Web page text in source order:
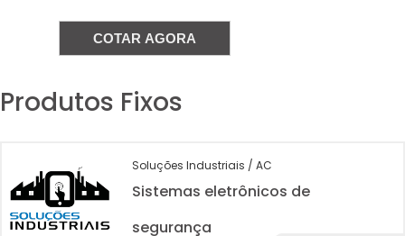
COTAR AGORA
Produtos Fixos
Soluções Industriais / AC
Sistemas eletrônicos de
segurança